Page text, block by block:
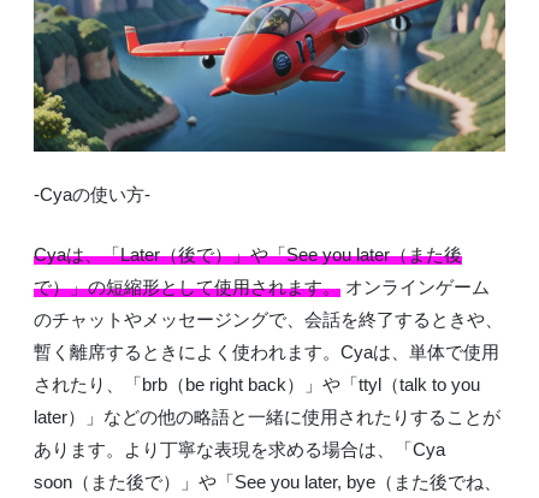
-Cyaの使い方-
Cyaは、「Later（後で）」や「See you later（また後
で）」の短縮形として使用されます。 オンラインゲーム
のチャットやメッセージングで、会話を終了するときや、
暫く離席するときによく使われます。Cyaは、単体で使用
されたり、「brb（be right back）」や「ttyl（talk to you
later）」などの他の略語と一緒に使用されたりすることが
あります。より丁寧な表現を求める場合は、「Cya
soon（また後で）」や「See you later, bye（また後でね、